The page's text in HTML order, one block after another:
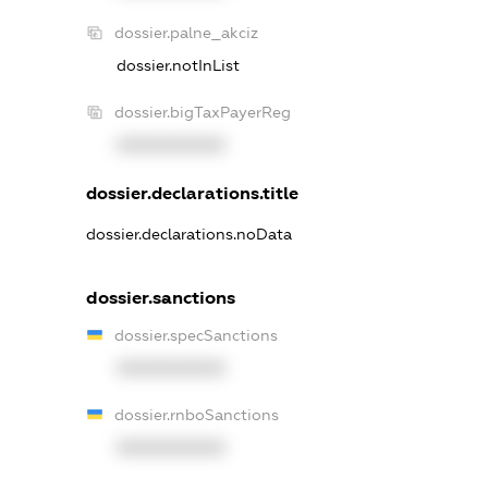
dossier.palne_akciz
dossier.notInList
dossier.bigTaxPayerReg
dossier.declarations.title
dossier.declarations.noData
dossier.sanctions
dossier.specSanctions
dossier.rnboSanctions